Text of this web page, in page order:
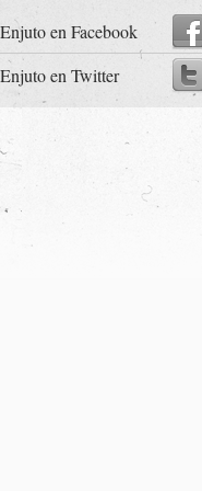
en Facebook
en Twitter